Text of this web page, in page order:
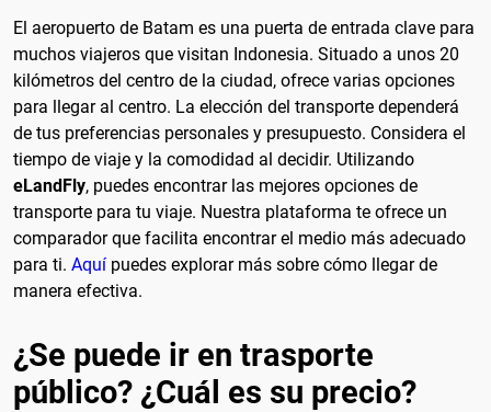
El aeropuerto de Batam es una puerta de entrada clave para
muchos viajeros que visitan Indonesia. Situado a unos 20
kilómetros del centro de la ciudad, ofrece varias opciones
para llegar al centro. La elección del transporte dependerá
de tus preferencias personales y presupuesto. Considera el
tiempo de viaje y la comodidad al decidir. Utilizando
eLandFly, puedes encontrar las mejores opciones de
transporte para tu viaje. Nuestra plataforma te ofrece un
comparador que facilita encontrar el medio más adecuado
para ti. Aquí puedes explorar más sobre cómo llegar de
manera efectiva.
¿Se puede ir en trasporte
público? ¿Cuál es su precio?